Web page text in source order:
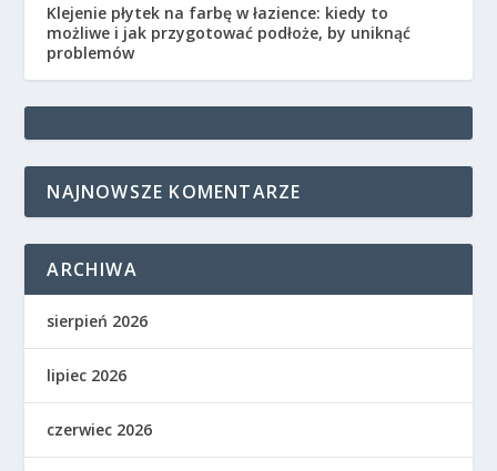
Klejenie płytek na farbę w łazience: kiedy to
możliwe i jak przygotować podłoże, by uniknąć
problemów
NAJNOWSZE KOMENTARZE
ARCHIWA
sierpień 2026
lipiec 2026
czerwiec 2026